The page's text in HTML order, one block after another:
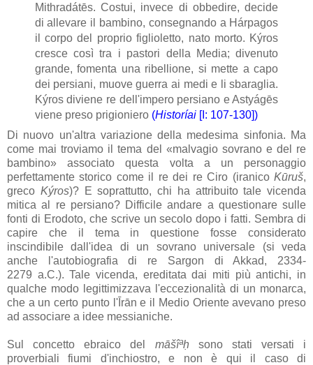
Mithradátēs. Costui, invece di obbedire, decide
di allevare il bambino, consegnando a Hárpagos
il corpo del proprio figlioletto, nato morto. Kýros
cresce così tra i pastori della Media; divenuto
grande, fomenta una ribellione, si mette a capo
dei persiani, muove guerra ai medi e li sbaraglia.
Kýros diviene re dell'impero persiano e Astyágēs
viene preso prigioniero(Historíai[I: 107-130])
Di nuovo un'altra variazione della medesima sinfonia. Ma
come mai troviamo il tema del «malvagio sovrano e del re
bambino» associato questa volta a un personaggio
perfettamente storico come il re dei re Ciro (iranico Kūruš,
greco Kýros)? E soprattutto, chi ha attribuito tale vicenda
mitica al re persiano? Difficile andare a questionare sulle
fonti di Erodoto, che scrive un secolo dopo i fatti. Sembra di
capire che il tema in questione fosse considerato
inscindibile dall'idea di un sovrano universale (si veda
anche l'autobiografia di re Sargon di Akkad, 2334-
2279 a.C.). Tale vicenda, ereditata dai miti più antichi, in
qualche modo legittimizzava l'eccezionalità di un monarca,
che a un certo punto l'Īrān e il Medio Oriente avevano preso
ad associare a idee messianiche.
Sul concetto ebraico del māšîªḥ sono stati versati i
proverbiali fiumi d'inchiostro, e non è qui il caso di